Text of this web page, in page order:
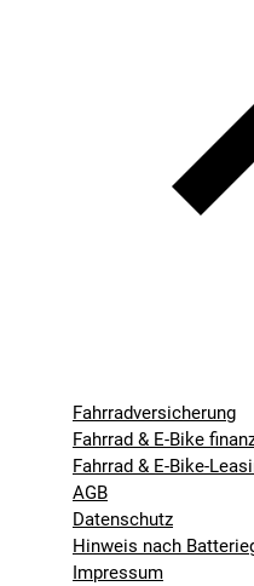
Fahrradversicherung
Fahrrad & E-Bike
Fahrrad & E-Bike-
AGB
Datenschutz
Hinweis nach
Impressum